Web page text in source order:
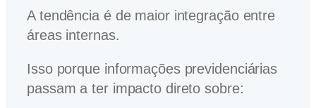
A tendência é de maior integração entre
áreas internas.
Isso porque informações previdenciárias
passam a ter impacto direto sobre: